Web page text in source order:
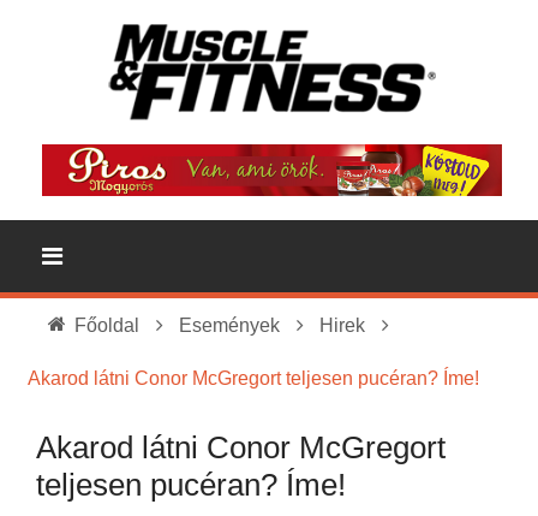
Főoldal Események Hirek
Akarod látni Conor McGregort teljesen pucéran? Íme!
Akarod látni Conor McGregort
teljesen pucéran? Íme!